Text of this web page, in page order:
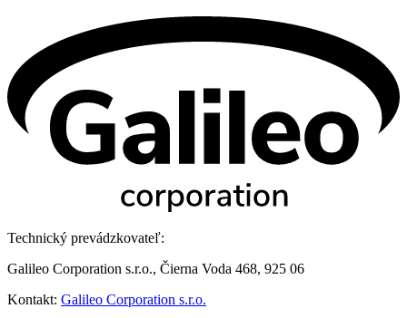
Technický prevádzkovateľ:
Galileo Corporation s.r.o., Čierna Voda 468, 925 06
Kontakt: Galileo Corporation s.r.o.